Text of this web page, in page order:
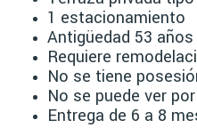
1 estacionamiento
Antigüedad 53 años
Requiere
No se tiene
No se puede ver
Entrega de 6 a 8